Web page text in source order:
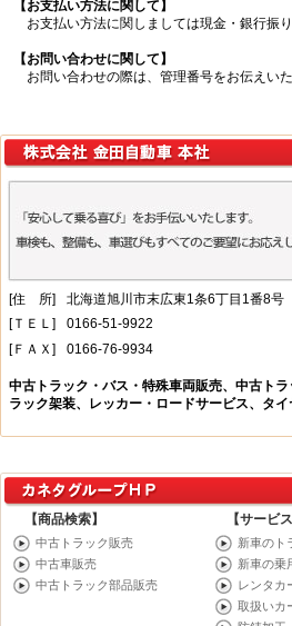
【商品検索】
中古トラック販売
中古車販売
中古トラック部品販売
【サービ
新車のト
新車の乗
レンタカ
取扱いカ